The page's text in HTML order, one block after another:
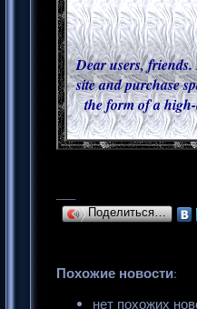
Dear users,
site and purchase
the form of a
Поделиться…
Похожие новости:
нет похожих